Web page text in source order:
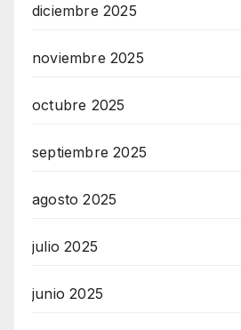
diciembre 2025
noviembre 2025
octubre 2025
septiembre 2025
agosto 2025
julio 2025
junio 2025